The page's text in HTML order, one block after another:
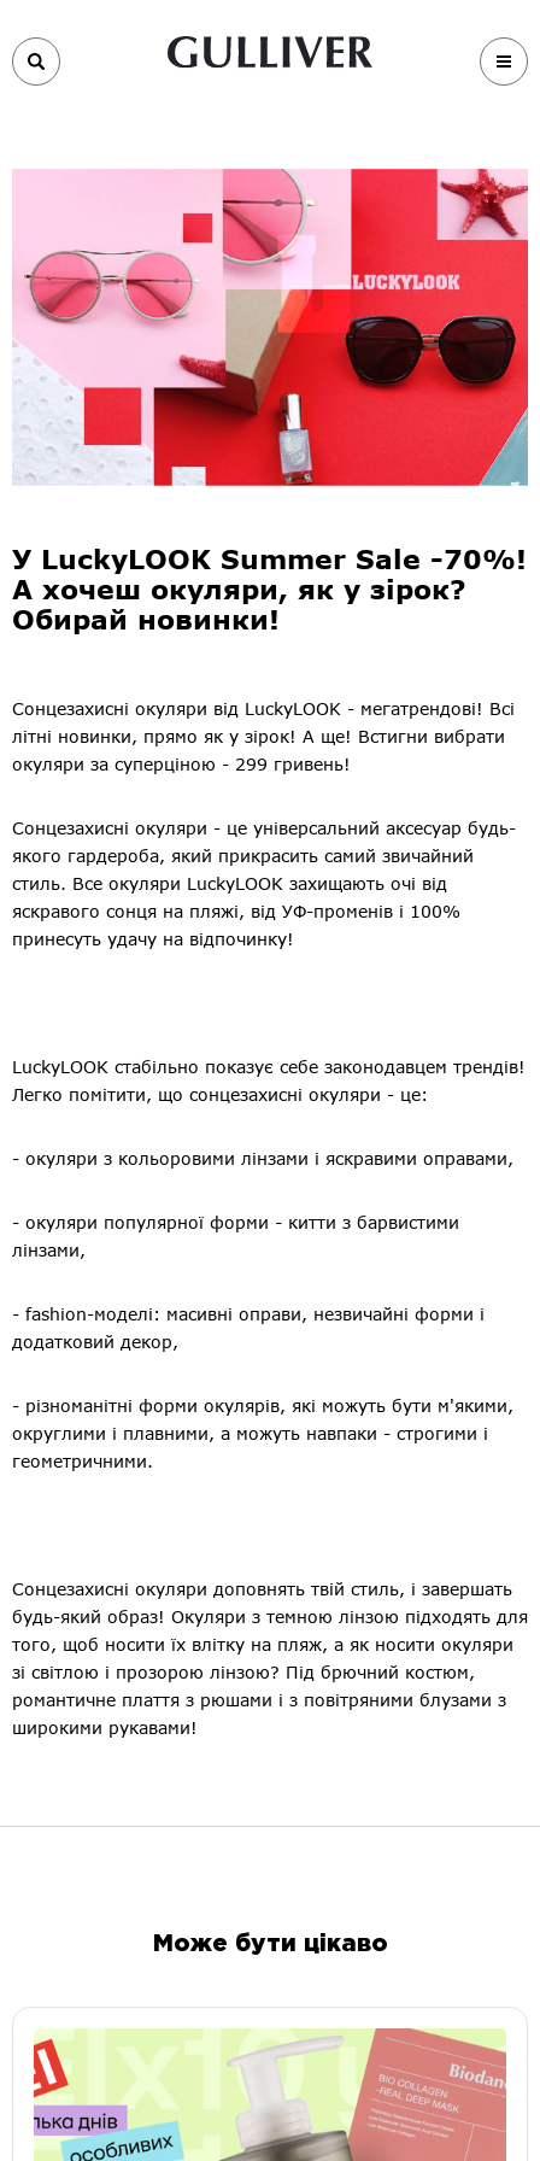
У LuckyLOOK Summer Sale -70%!
А хочеш окуляри, як у зірок?
Обирай новинки!
Сонцезахисні окуляри від LuckyLOOK - мегатрендові! Всі
літні новинки, прямо як у зірок! А ще! Встигни вибрати
окуляри за суперціною - 299 гривень!
Сонцезахисні окуляри - це універсальний аксесуар будь-
якого гардероба, який прикрасить самий звичайний
стиль. Все окуляри LuckyLOOK захищають очі від
яскравого сонця на пляжі, від УФ-променів і 100%
принесуть удачу на відпочинку!
LuckyLOOK стабільно показує себе законодавцем трендів!
Легко помітити, що сонцезахисні окуляри - це:
- окуляри з кольоровими лінзами і яскравими оправами,
- окуляри популярної форми - китти з барвистими
лінзами,
- fashion-моделі: масивні оправи, незвичайні форми і
додатковий декор,
- різноманітні форми окулярів, які можуть бути м'якими,
округлими і плавними, а можуть навпаки - строгими і
геометричними.
Сонцезахисні окуляри доповнять твій стиль, і завершать
будь-який образ! Окуляри з темною лінзою підходять для
того, щоб носити їх влітку на пляж, а як носити окуляри
зі світлою і прозорою лінзою? Під брючний костюм,
романтичне плаття з рюшами і з повітряними блузами з
широкими рукавами!
Може бути цікаво